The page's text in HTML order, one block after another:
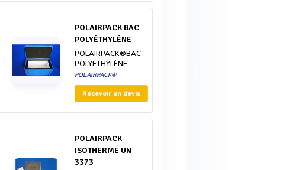
POLAIRPACK BAC
POLYÉTHYLÈNE
POLAIRPACK®BAC
POLYÉTHYLÈNE
POLAIRPACK®
Recevoir un devis
POLAIRPACK
ISOTHERME UN
3373